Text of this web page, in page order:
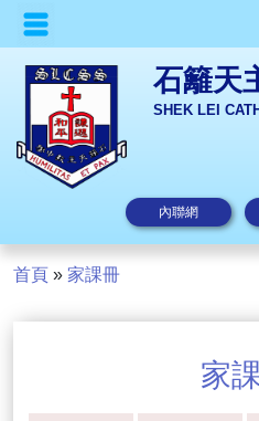
石籬天
SHEK LEI
內聯網
首頁 » 家課冊
家